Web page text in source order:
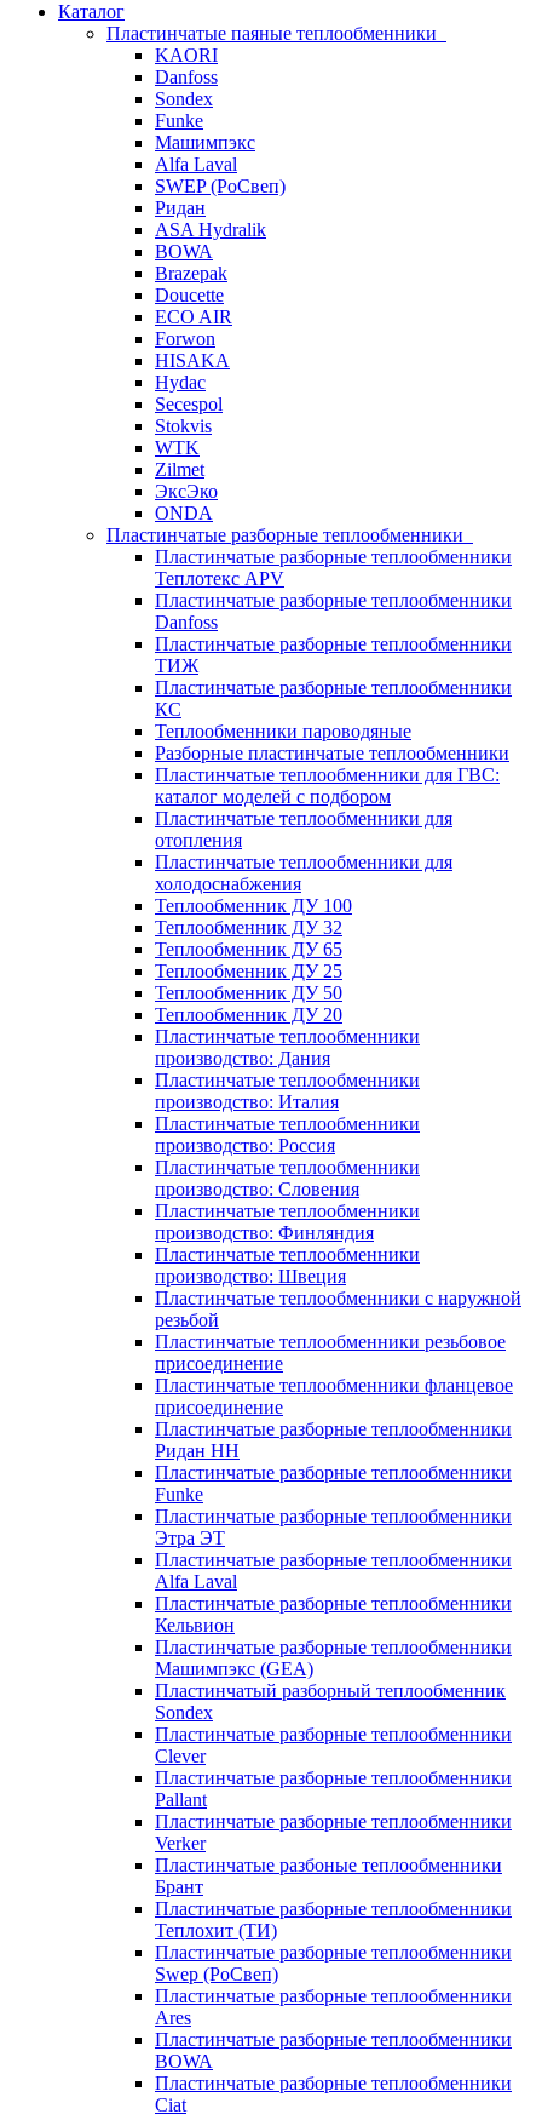
Каталог
Пластинчатые паяные теплообменники
KAORI
Danfoss
Sondex
Funke
Машимпэкс
Alfa Laval
SWEP (РоСвеп)
Ридан
ASA Hydralik
BOWA
Brazepak
Doucette
ECO AIR
Forwon
HISAKA
Hydac
Secespol
Stokvis
WTK
Zilmet
ЭксЭко
ONDA
Пластинчатые разборные теплообменники
Пластинчатые разборные теплообменники
Теплотекс APV
Пластинчатые разборные теплообменники
Danfoss
Пластинчатые разборные теплообменники
ТИЖ
Пластинчатые разборные теплообменники
КC
Теплообменники пароводяные
Разборные пластинчатые теплообменники
Пластинчатые теплообменники для ГВС:
каталог моделей с подбором
Пластинчатые теплообменники для
отопления
Пластинчатые теплообменники для
холодоснабжения
Теплообменник ДУ 100
Теплообменник ДУ 32
Теплообменник ДУ 65
Теплообменник ДУ 25
Теплообменник ДУ 50
Теплообменник ДУ 20
Пластинчатые теплообменники
производство: Дания
Пластинчатые теплообменники
производство: Италия
Пластинчатые теплообменники
производство: Россия
Пластинчатые теплообменники
производство: Словения
Пластинчатые теплообменники
производство: Финляндия
Пластинчатые теплообменники
производство: Швеция
Пластинчатые теплообменники с наружной
резьбой
Пластинчатые теплообменники резьбовое
присоединение
Пластинчатые теплообменники фланцевое
присоединение
Пластинчатые разборные теплообменники
Ридан НН
Пластинчатые разборные теплообменники
Funke
Пластинчатые разборные теплообменники
Этра ЭТ
Пластинчатые разборные теплообменники
Alfa Laval
Пластинчатые разборные теплообменники
Кельвион
Пластинчатые разборные теплообменники
Машимпэкс (GEA)
Пластинчатый разборный теплообменник
Sondex
Пластинчатые разборные теплообменники
Clever
Пластинчатые разборные теплообменники
Pallant
Пластинчатые разборные теплообменники
Verker
Пластинчатые разбоные теплообменники
Брант
Пластинчатые разборные теплообменники
Теплохит (ТИ)
Пластинчатые разборные теплообменники
Swep (РоСвеп)
Пластинчатые разборные теплообменники
Ares
Пластинчатые разборные теплообменники
BOWA
Пластинчатые разборные теплообменники
Ciat